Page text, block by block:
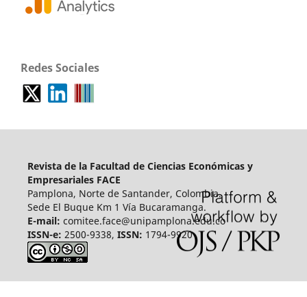
Redes Sociales
Revista de la Facultad de Ciencias Económicas y
Empresariales FACE
Pamplona, Norte de Santander, Colombia.
Sede El Buque Km 1 Vía Bucaramanga.
E-mail: comitee.face@unipamplona.edu.co
ISSN-e: 2500-9338, ISSN: 1794-9920